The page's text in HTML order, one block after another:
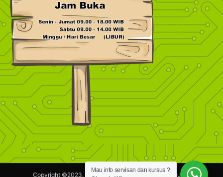
Copyright ©2023. Maestronik.com. Hak Cipta dilindungi.
Mau info servisan dan kursus ?